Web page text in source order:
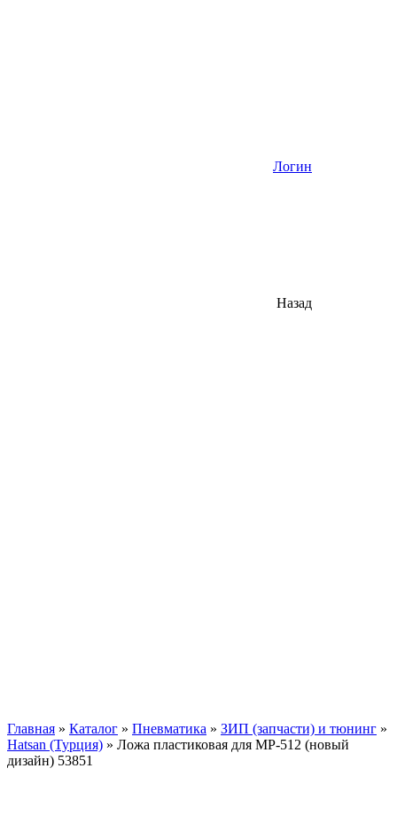
Логин
Назад
Главная » Каталог » Пневматика » ЗИП (запчасти) и тюнинг »
Hatsan (Турция) » Ложа пластиковая для МР-512 (новый
дизайн) 53851